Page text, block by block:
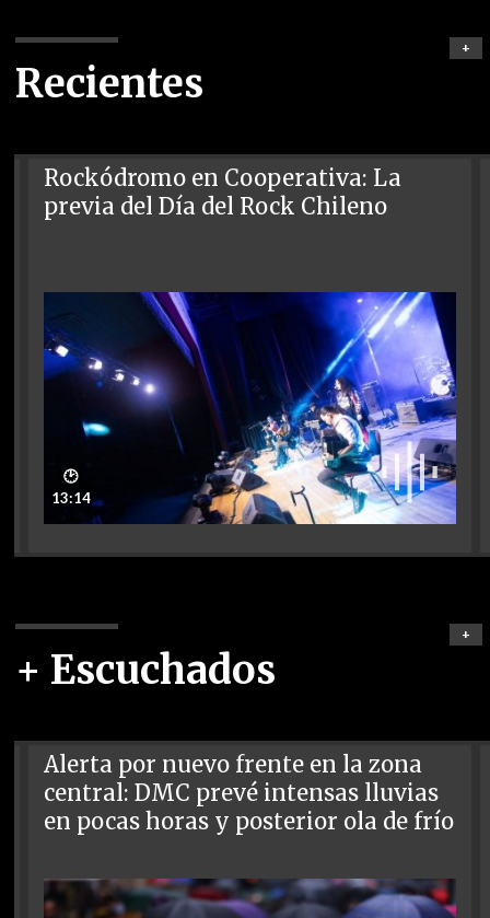
Recientes
+
Rockódromo en Cooperativa: La
previa del Día del Rock Chileno
🕑
13:14
+ Escuchados
+
Alerta por nuevo frente en la zona
central: DMC prevé intensas lluvias
en pocas horas y posterior ola de frío